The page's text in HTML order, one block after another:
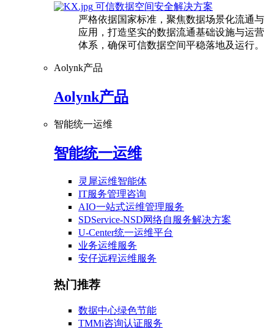
可信数据空间安全解决方案
严格依据国家标准，聚焦数据场景化流通与
应用，打造坚实的数据流通基础设施与运营
体系，确保可信数据空间平稳落地及运行。
Aolynk产品
Aolynk产品
智能统一运维
智能统一运维
灵犀运维智能体
IT服务管理咨询
AIO一站式运维管理服务
SDService-NSD网络自服务解决方案
U-Center统一运维平台
业务运维服务
安仔远程运维服务
热门推荐
数据中心绿色节能
TMMi咨询认证服务